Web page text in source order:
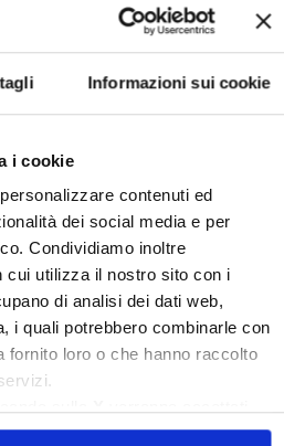
Informazioni sui cookie
i cookie
contenuti ed
dei social media e per
Condividiamo inoltre
cui utilizza il nostro sito con i
di analisi dei dati web,
i quali potrebbero combinarle con
fornito loro o che hanno raccolto
Firenze
Deal
Green Party
Irregolarità Formali
Prezzi Case
Casa
Rivoluzioneliberale
Treviso
Cerca